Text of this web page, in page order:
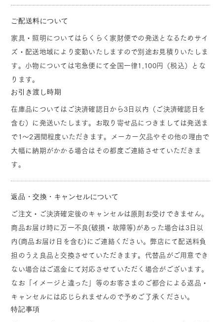
ご配送料について
家具・照明についてはらくらく家財便での発送となるためサイ
ズ・配送地域により変動いたしますので別途お見積りいたしま
す。小物については宅急便にて全国一律1,100円（税込）とな
ります。
お引き渡し時期
在庫品についてはご決済確認日から3日以内（ご決済確認日を
含む）に発送いたします。お取り寄せ品につきましては発送ま
で1～2週間程度いただきます。メーカー欠品やその他の理由で
大幅に納期がかかる場合はその都度ご連絡させていただきま
す。
返品・交換・キャンセルについて
ご注文・ご決済確定後のキャンセルは原則お受けできません。
商品お届け時に万一不良(破損・故障等)があった場合は3日以
内(商品お届け日を含む)にご連絡ください。弊店にて配送料負
担のうえ良品と交換させていただきます。代替品がご用意でき
ない場合はご返金にて対応させていただく場合がございます。
なお「イメージと違った」等のお客さまのご都合による返品・
キャンセルには応じられませんので予めご了承ください。
特記事項